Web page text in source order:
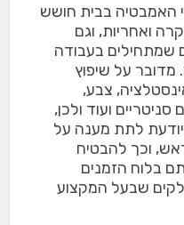
האמבטיה בבית חושש
ואחריות, וגם
שמתחילים בעבודה
מדובר על שיפוץ
צבע,
ועוד ולכן,
לתת מענה על
וכך להבטיח
בלוח הזמנים
שבעל המקצוע